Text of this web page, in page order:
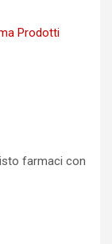
Prodotti
farmaci con